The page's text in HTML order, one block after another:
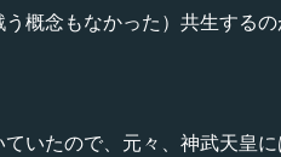
概念もなかった）共生する
いたので、元々、神武天皇に